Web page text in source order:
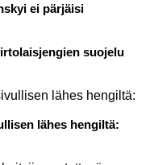
ei pärjäisi
suojelu
lähes hengiltä: